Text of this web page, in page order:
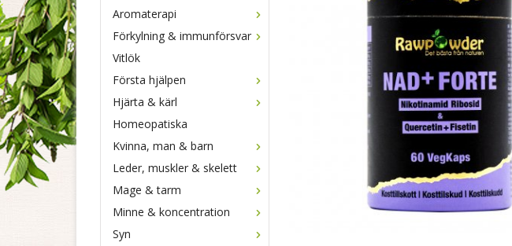
Aromaterapi
Förkylning & immunförsvar
Vitlök
Första hjälpen
Hjärta & kärl
Homeopatiska
Kvinna, man & barn
Leder, muskler & skelett
Mage & tarm
Minne & koncentration
Syn